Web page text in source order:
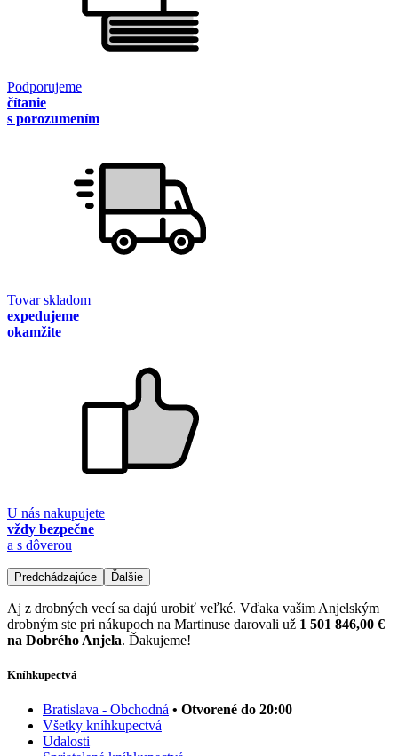
Podporujeme
čítanie
s porozumením
Tovar skladom
expedujeme
okamžite
U nás nakupujete
vždy bezpečne
a s dôverou
Predchádzajúce Ďalšie
Aj z drobných vecí sa dajú urobiť veľké. Vďaka vašim Anjelským
drobným ste pri nákupoch na Martinuse darovali už 1 501 846,00 €
na Dobrého Anjela. Ďakujeme!
Kníhkupectvá
Bratislava - Obchodná • Otvorené do 20:00
Všetky kníhkupectvá
Udalosti